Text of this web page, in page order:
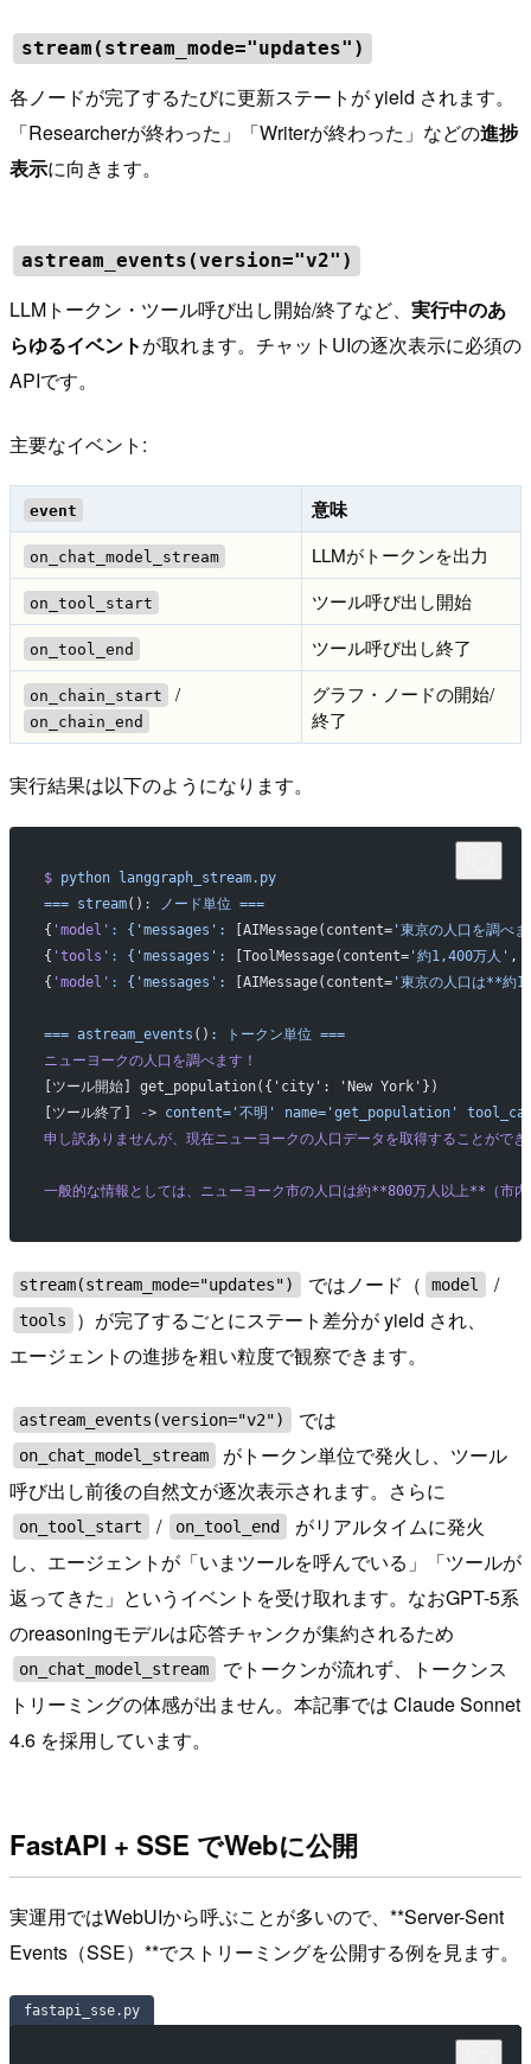
stream(stream_mode="updates")
各ノードが完了するたびに更新ステートが yield されます。
「Researcherが終わった」「Writerが終わった」などの進捗
表示に向きます。
astream_events(version="v2")
LLMトークン・ツール呼び出し開始/終了など、 実行中のあ
らゆるイベントが取れます。チャットUIの逐次表示に必須の
APIです。
主要なイベント:
event 意味
on_chat_model_stream LLMがトークンを出力
on_tool_start ツール呼び出し開始
on_tool_end ツール呼び出し終了
on_chain_start /
on_chain_end
グラフ・ノードの開始/
終了
実行結果は以下のようになります。
$ python langgraph_stream.py
=== stream() : ノード単位 ===
{ 'model' : {'messages': [AIMessage(content='東京の人口を調べ
{ 'tools' : {'messages': [ToolMessage(content='約1,400万人' ,
{ 'model' : {'messages': [AIMessage(content='東京の人口は**約
=== astream_events () : トークン単位 ===
ニューヨークの人口を調べます！
[ツール開始] get_population({'city': 'New York'})
[ツール終了]
-> content='不明' name='get_population'
申し訳ありませんが、現在ニューヨークの人口データを取得することがで
一般的な情報としては、ニューヨーク市の人口は約**800万人以上**（市
stream(stream_mode="updates") ではノード（ model /
tools
）が完了するごとにステート差分が yield され、
エージェントの進捗を粗い粒度で観察できます。
astream_events(version="v2") では
on_chat_model_stream
がトークン単位で発火し、ツール
呼び出し前後の自然文が逐次表示されます。さらに
on_tool_start / on_tool_end
がリアルタイムに発火
し、エージェントが「いまツールを呼んでいる」「ツールが
返ってきた」というイベントを受け取れます。なおGPT-5系
のreasoningモデルは応答チャンクが集約されるため
on_chat_model_stream
でトークンが流れず、トークンス
トリーミングの体感が出ません。本記事では Claude Sonnet
4.6 を採用しています。
FastAPI + SSE でWebに公開
実運用ではWebUIから呼ぶことが多いので、**Server-Sent
Events（SSE）**でストリーミングを公開する例を見ます。
fastapi_sse.py